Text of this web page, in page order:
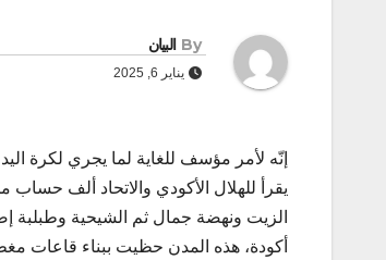
By البيان
يناير 6, 2025
إنّه لأمر مؤسف للغاية لما يجري لكرة
يقرأ للهلال الأكودي والاتحاد ألف
الزيت ونهضة جمال ثم الشيحية
أكودة، هذه المدن حظيت ببناء قاعات